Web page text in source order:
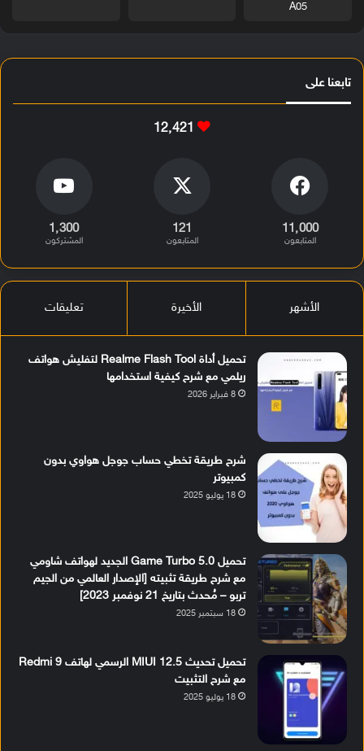
A05
تابعنا على
12٬421
11٬000
المتابعون
121
المتابعون
1٬300
المشتركون
الأشهر الأخيرة تعليقات
تحميل أداة Realme Flash Tool لتفليش هواتف
ريلمي مع شرح كيفية استخدامها
8 فبراير 2026
شرح طريقة تخطي حساب جوجل هواوي بدون
كمبيوتر
18 يوليو 2025
تحميل Game Turbo 5.0 الجديد لهواتف شاومي
مع شرح طريقة تثبيته [الإصدار العالمي من الجيم
تربو – مُحدث بتاريخ 21 نوفمبر 2023]
18 سبتمبر 2025
تحميل تحديث MIUI 12.5 الرسمي لهاتف Redmi 9
مع شرح التثبيت
18 يوليو 2025